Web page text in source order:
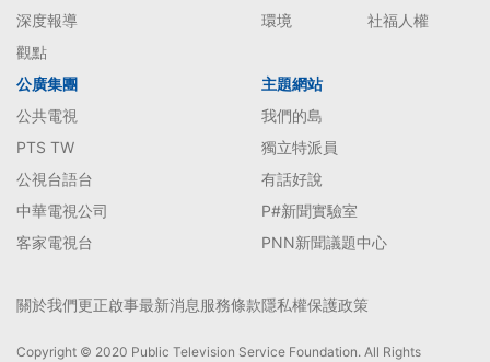
深度報導
觀點
環境
社福人權
公廣集團
公共電視
PTS TW
公視台語台
中華電視公司
客家電視台
主題網站
我們的島
獨立特派員
有話好說
P#新聞實驗室
PNN新聞議題中心
關於我們更正啟事最新消息服務條款隱私權保護政策
Copyright © 2020 Public Television Service Foundation. All Rights